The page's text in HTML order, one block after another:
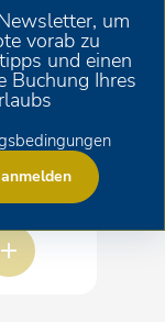
um
vorab zu
und einen
Buchung Ihres